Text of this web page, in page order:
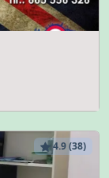
4.9 (38)